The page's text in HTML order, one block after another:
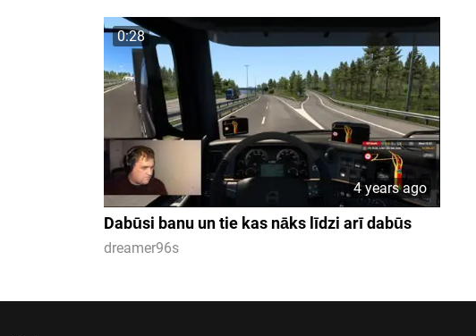
0:28
4 years ago
Dabūsi banu un tie kas nāks līdzi arī dabūs
dreamer96s